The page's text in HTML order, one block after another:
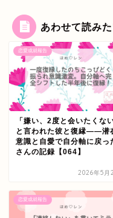
あわせて読み
恋愛成就報告
「嫌い、2度と会いたくない
と言われた彼と復縁——潜
意識と自愛で自分軸に戻っ
さんの記録【064】
2026年5月
恋愛成就報告